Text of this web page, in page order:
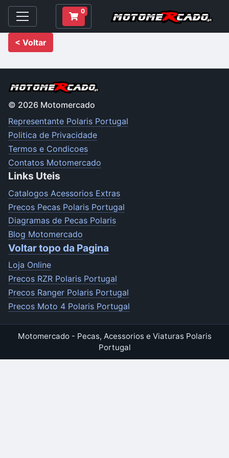
0
< Voltar
© 2026 Motomercado
Representante Polaris Portugal
Politica de Privacidade
Termos e Condicoes
Contatos Motomercado
Links Uteis
Catalogos Acessorios Extras
Precos Pecas Polaris Portugal
Diagramas de Pecas Polaris
Blog Motomercado
Voltar topo da Pagina
Loja Online
Precos RZR Polaris Portugal
Precos Ranger Polaris Portugal
Precos Moto 4 Polaris Portugal
Motomercado - Pecas, Acessorios e Viaturas Polaris
Portugal